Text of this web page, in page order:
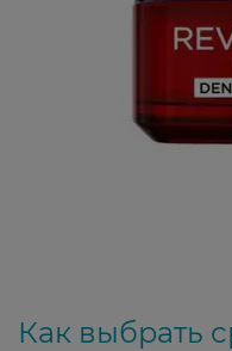
Как выбрать